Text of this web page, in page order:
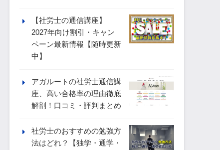
【社労士の通信講座】
2027年向け割引・キャン
ペーン最新情報【随時更新
中】
アガルートの社労士通信講
座、高い合格率の理由徹底
解剖！口コミ・評判まとめ
社労士のおすすめの勉強方
法はどれ？【独学・通学・